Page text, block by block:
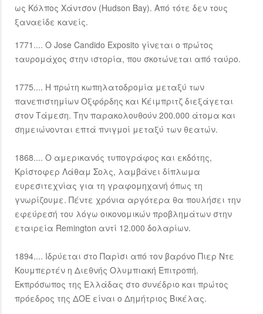
ως Κόλπος Χάντσον (Hudson Bay). Από τότε δεν τους
ξαναείδε κανείς.
1771.... Ο Jose Candido Exposito γίνεται ο πρώτος
ταυρομάχος στην ιστορία, που σκοτώνεται από ταύρο.
1775.... Η πρώτη κωπηλατοδρομία μεταξύ των
πανεπιστημίων Οξφόρδης και Κέιμπριτζ διεξάγεται
στον Τάμεση. Την παρακολουθούν 200.000 άτομα και
σημειώνονται επτά πνιγμοί μεταξύ των θεατών.
1868.... Ο αμερικανός τυπογράφος και εκδότης,
Κρίστοφερ Λάθαμ Σολς, λαμβάνει δίπλωμα
ευρεσιτεχνίας για τη γραφομηχανή όπως τη
γνωρίζουμε. Πέντε χρόνια αργότερα θα πουλήσει την
εφεύρεσή του λόγω οικονομικών προβλημάτων στην
εταιρεία Remington αντί 12.000 δολαρίων.
1894.... Ιδρύεται στο Παρίσι από τον βαρόνο Πιερ Ντε
Κουμπερτέν η Διεθνής Ολυμπιακή Επιτροπή.
Εκπρόσωπος της Ελλάδας στο συνέδριο και πρώτος
πρόεδρος της ΔΟΕ είναι ο Δημήτριος Βικέλας.